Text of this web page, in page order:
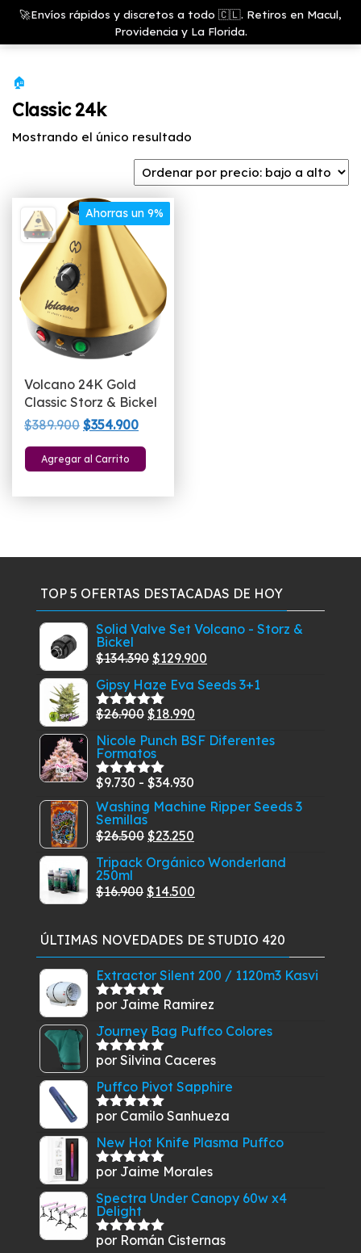
Saltar
contenido
🚀Envíos rápidos y discretos a todo 🇨🇱. Retiros en Macul,
Providencia y La Florida.
Growshop
& LED
Store
🏠
Classic 24k
Mostrando el único resultado
Ahorras un 9%
Volcano 24K Gold
Classic Storz & Bickel
$389.900 El
precio
original
$354.900El
precio
actual
Agregar al Carrito
TOP 5 OFERTAS DESTACADAS DE HOY
Solid Valve Set Volcano - Storz &
Bickel
$134.390 El
precio
original
era:
$134.390.
$129.900
precio
$129.900.
Gipsy Haze Eva Seeds 3+1
Valorado
5
$26.900 El
precio
original
era:
$26.900.
$18.990
precio
Nicole Punch BSF Diferentes
Formatos
Valorado
5.00
5
$9.730 - $34.930
de
desde
$9.730
$34.930
Washing Machine Ripper Seeds 3
Semillas
$26.500 El
precio
era:
$23.250
precio
es:
Tripack Orgánico Wonderland
250ml
$16.900 El
original
$16.900.
$14.500
actual
$14.500.
ÚLTIMAS NOVEDADES DE STUDIO 420
Extractor Silent 200 / 1120m3 Kasvi
Valorado
por Jaime Ramirez
Journey Bag Puffco Colores
Valorado
por Silvina Caceres
Puffco Pivot Sapphire
Valorado
por Camilo Sanhueza
New Hot Knife Plasma Puffco
Valorado
por Jaime Morales
Spectra Under Canopy 60w x4
Delight
Valorado
por Román Cisternas